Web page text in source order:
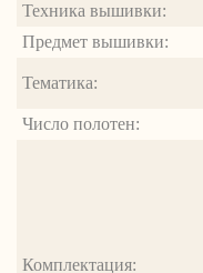
Техника вышивки:
Предмет вышивки:
Тематика:
Число полотен:
Комплектация: